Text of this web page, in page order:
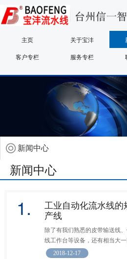
主页 关于宝沣
客户专栏 服务专栏
新闻中心
新闻中心
1.
工业自动化流水线
产线
除了有我们熟悉的皮带输送线
线工作台等设备，还有相当大
2018-12-17